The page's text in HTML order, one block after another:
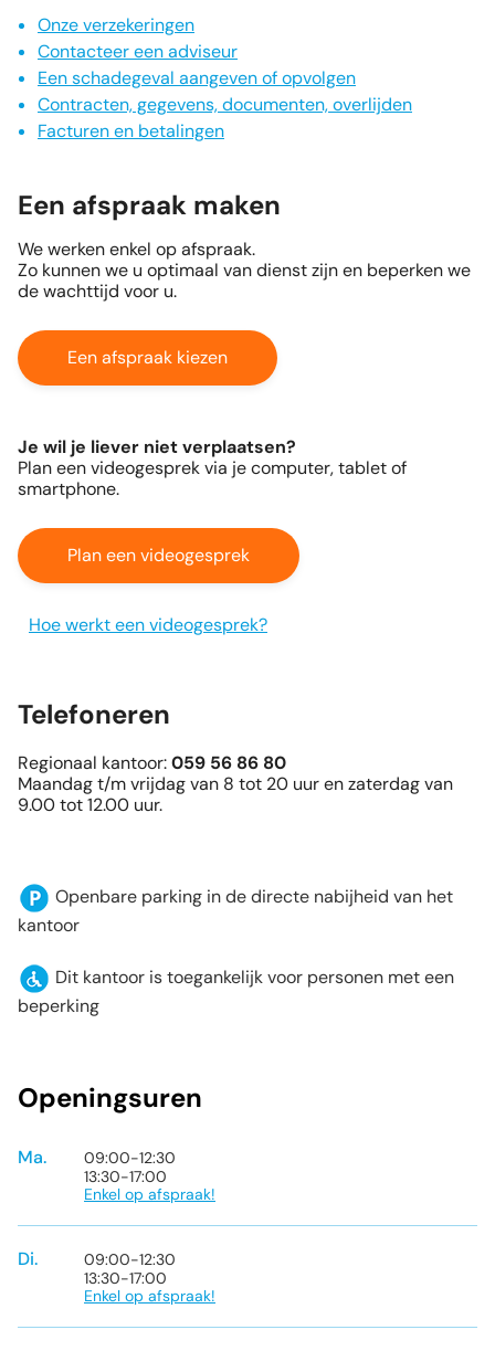
Onze verzekeringen
Contacteer een adviseur
Een schadegeval aangeven of opvolgen
Contracten, gegevens, documenten, overlijden
Facturen en betalingen
Een afspraak maken
We werken enkel op afspraak.
Zo kunnen we u optimaal van dienst zijn en beperken we
de wachttijd voor u.
Een afspraak kiezen
Je wil je liever niet verplaatsen?
Plan een videogesprek via je computer, tablet of
smartphone.
Plan een videogesprek
Hoe werkt een videogesprek?
Telefoneren
Regionaal kantoor:059 56 86 80
Maandag t/m vrijdag van 8 tot 20 uur en zaterdag van
9.00 tot 12.00 uur.
Openbare parking in de directe nabijheid van het
kantoor
Dit kantoor is toegankelijk voor personen met een
beperking
Openingsuren
Ma. 09:00-12:30
13:30-17:00
Enkel op afspraak!
Di. 09:00-12:30
13:30-17:00
Enkel op afspraak!